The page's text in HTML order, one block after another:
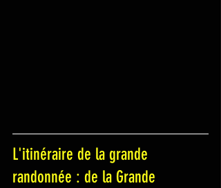
L'itinéraire de la grande
randonnée : de la Grande